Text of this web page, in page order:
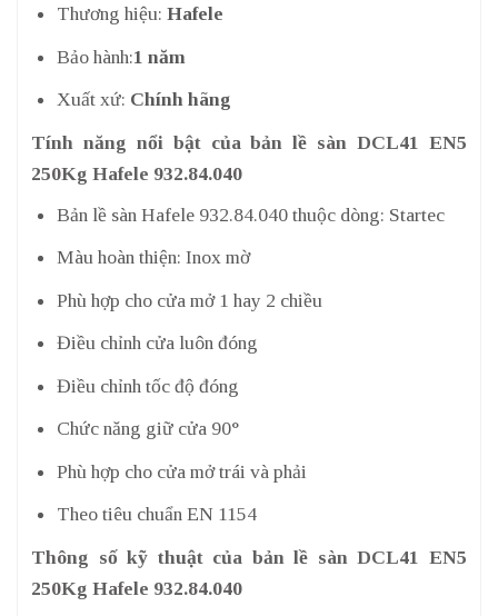
Thương hiệu: Hafele
Bảo hành:1 năm
Xuất xứ: Chính hãng
Tính năng nổi bật của bản lề sàn DCL41 EN5
250Kg Hafele 932.84.040
Bản lề sàn Hafele 932.84.040 thuộc dòng: Startec
Màu hoàn thiện: Inox mờ
Phù hợp cho cửa mở 1 hay 2 chiều
Điều chỉnh cửa luôn đóng
Điều chỉnh tốc độ đóng
Chức năng giữ cửa 90°
Phù hợp cho cửa mở trái và phải
Theo tiêu chuẩn EN 1154
Thông số kỹ thuật của bản lề sàn DCL41 EN5
250Kg Hafele 932.84.040